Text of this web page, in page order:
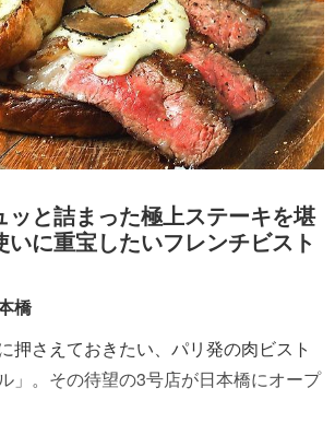
ッと詰まった極上ステーキを堪
に重宝したいフレンチビスト
橋
押さえておきたい、パリ発の肉ビスト
」。その待望の3号店が日本橋にオープ